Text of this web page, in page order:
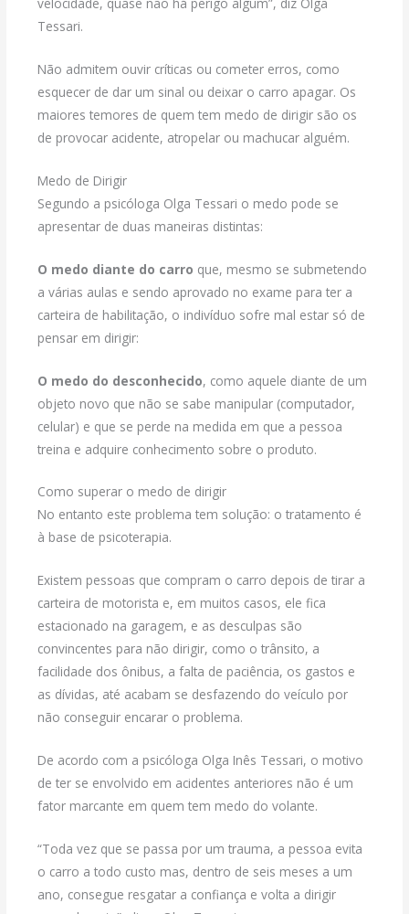
Tessari.
Não admitem ouvir críticas ou cometer erros, como
esquecer de dar um sinal ou deixar o carro apagar. Os
maiores temores de quem tem medo de dirigir são os
de provocar acidente, atropelar ou machucar alguém.
Medo de Dirigir
Segundo a psicóloga Olga Tessari o medo pode se
apresentar de duas maneiras distintas:
O medo diante do carro que, mesmo se submetendo
a várias aulas e sendo aprovado no exame para ter a
carteira de habilitação, o indivíduo sofre mal estar só de
pensar em dirigir:
O medo do desconhecido, como aquele diante de um
objeto novo que não se sabe manipular (computador,
celular) e que se perde na medida em que a pessoa
treina e adquire conhecimento sobre o produto.
Como superar o medo de dirigir
No entanto este problema tem solução: o tratamento é
à base de psicoterapia.
Existem pessoas que compram o carro depois de tirar a
carteira de motorista e, em muitos casos, ele fica
estacionado na garagem, e as desculpas são
convincentes para não dirigir, como o trânsito, a
facilidade dos ônibus, a falta de paciência, os gastos e
as dívidas, até acabam se desfazendo do veículo por
não conseguir encarar o problema.
De acordo com a psicóloga Olga Inês Tessari, o motivo
de ter se envolvido em acidentes anteriores não é um
fator marcante em quem tem medo do volante.
“Toda vez que se passa por um trauma, a pessoa evita
o carro a todo custo mas, dentro de seis meses a um
ano, consegue resgatar a confiança e volta a dirigir